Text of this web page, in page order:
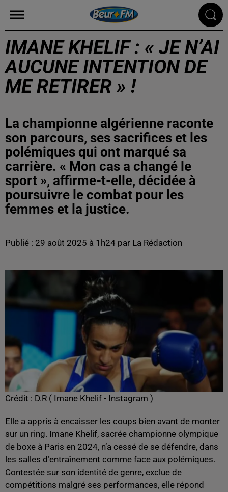
IMANE KHELIF : « JE N’AI
AUCUNE INTENTION DE
ME RETIRER » !
La championne algérienne raconte
son parcours, ses sacrifices et les
polémiques qui ont marqué sa
carrière. « Mon cas a changé le
sport », affirme-t-elle, décidée à
poursuivre le combat pour les
femmes et la justice.
Publié : 29 août 2025 à 1h24 par La Rédaction
Crédit : D.R ( Imane Khelif - Instagram )
Elle a appris à encaisser les coups bien avant de monter
sur un ring. Imane Khelif, sacrée championne olympique
de boxe à Paris en 2024, n’a cessé de se défendre, dans
les salles d’entraînement comme face aux polémiques.
Contestée sur son identité de genre, exclue de
compétitions malgré ses performances, elle répond